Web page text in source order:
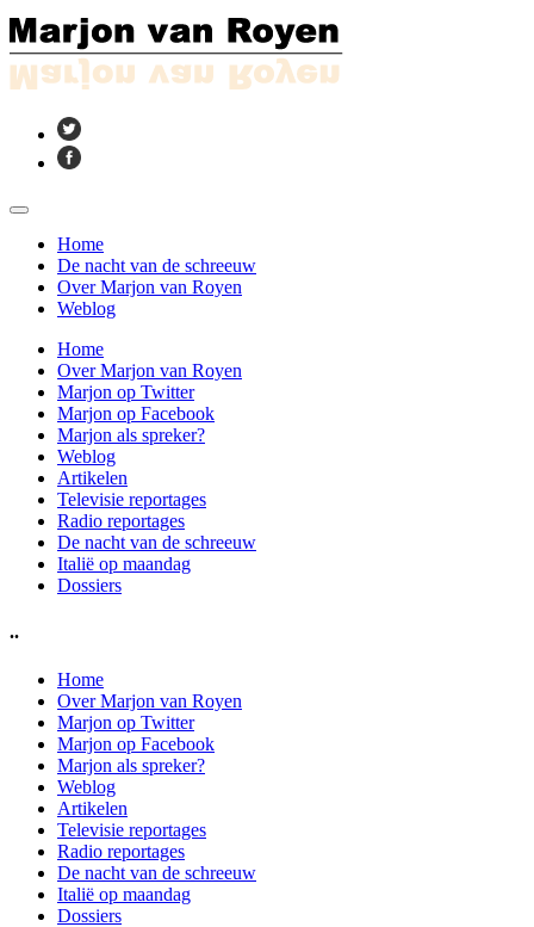
Home
De nacht van de schreeuw
Over Marjon van Royen
Weblog
Home
Over Marjon van Royen
Marjon op Twitter
Marjon op Facebook
Marjon als spreker?
Weblog
Artikelen
Televisie reportages
Radio reportages
De nacht van de schreeuw
Italië op maandag
Dossiers
..
Home
Over Marjon van Royen
Marjon op Twitter
Marjon op Facebook
Marjon als spreker?
Weblog
Artikelen
Televisie reportages
Radio reportages
De nacht van de schreeuw
Italië op maandag
Dossiers